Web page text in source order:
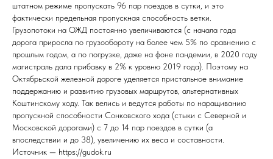
штатном режиме пропускать 96 пар поездов в сутки, и это
фактически предельная пропускная способность ветки.
Грузопотоки на ОЖД постоянно увеличиваются (с начала года
дорога приросла по грузообороту на более чем 5% по сравнению с
прошлым годом, а по погрузке, даже на фоне пандемии, в 2020 году
магистраль дала прибавку в 2% к уровню 2019 года). Поэтому на
Октябрьской железной дороге уделяется пристальное внимание
поддержанию и развитию грузовых маршрутов, альтернативных
Коштинскому ходу. Так велись и ведутся работы по наращиванию
пропускной способности Сонковского хода (стыки с Северной и
Московской дорогами) с 7 до 14 пар поездов в сутки (а
впоследствии и до 38), увеличению их веса и составности.
Источник — https://gudok.ru